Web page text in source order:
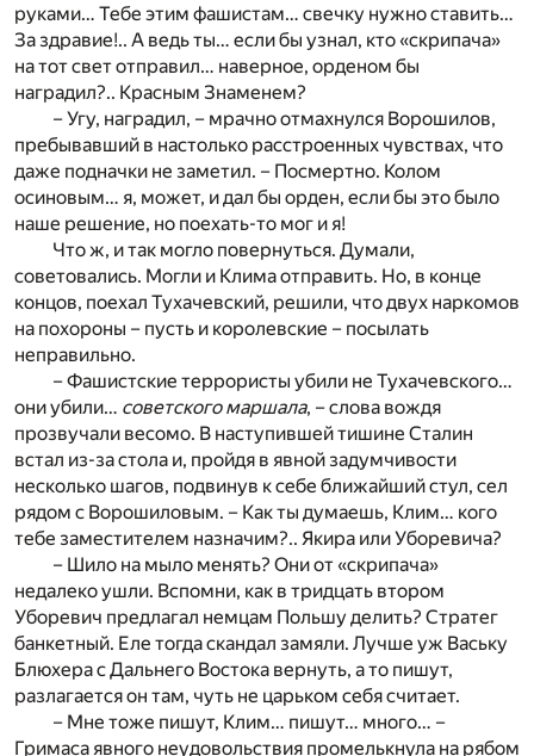
руками… Тебе этим фашистам… свечку нужно ставить…
За здравие!.. А ведь ты… если бы узнал, кто «скрипача»
на тот свет отправил… наверное, орденом бы
наградил?.. Красным Знаменем?
– Угу, наградил, – мрачно отмахнулся Ворошилов,
пребывавший в настолько расстроенных чувствах, что
даже подначки не заметил. – Посмертно. Колом
осиновым… я, может, и дал бы орден, если бы это было
наше решение, но поехать-то мог и я!
Что ж, и так могло повернуться. Думали,
советовались. Могли и Клима отправить. Но, в конце
концов, поехал Тухачевский, решили, что двух наркомов
на похороны – пусть и королевские – посылать
неправильно.
– Фашистские террористы убили не Тухачевского…
они убили… советского маршала, – слова вождя
прозвучали весомо. В наступившей тишине Сталин
встал из-за стола и, пройдя в явной задумчивости
несколько шагов, подвинув к себе ближайший стул, сел
рядом с Ворошиловым. – Как ты думаешь, Клим… кого
тебе заместителем назначим?.. Якира или Уборевича?
– Шило на мыло менять? Они от «скрипача»
недалеко ушли. Вспомни, как в тридцать втором
Уборевич предлагал немцам Польшу делить? Стратег
банкетный. Еле тогда скандал замяли. Лучше уж Ваську
Блюхера с Дальнего Востока вернуть, а то пишут,
разлагается он там, чуть не царьком себя считает.
– Мне тоже пишут, Клим… пишут… много… –
Гримаса явного неудовольствия промелькнула на рябом